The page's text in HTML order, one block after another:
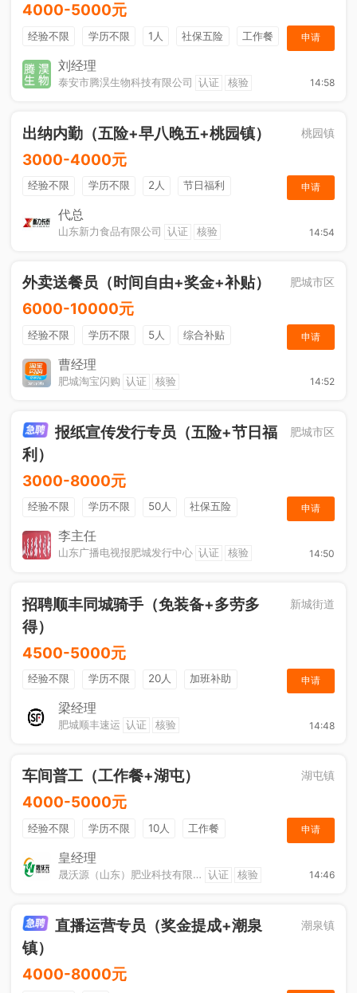
4000-5000元
经验不限 学历不限 1人 社保五险
工作餐
节日福利
申请
刘经理
泰安市腾淏生物科技有限公司 认证 核验 14:58
出纳内勤（五险+早八晚五+桃园镇） 桃园镇
3000-4000元
经验不限 学历不限 2人
节日福利
社保五险
工作餐
申请
代总
山东新力食品有限公司 认证 核验 14:54
外卖送餐员（时间自由+奖金+补贴） 肥城市区
6000-10000元
经验不限 学历不限 5人
综合补贴
奖励计划
加班补助
申请
曹经理
肥城淘宝闪购 认证 核验 14:52
报纸宣传发行专员（五险+节日福
利）
肥城市区
3000-8000元
经验不限 学历不限 50人
社保五险
节日福利
销售奖金
申请
李主任
山东广播电视报肥城发行中心 认证 核验 14:50
招聘顺丰同城骑手（免装备+多劳多
得）
新城街道
4500-5000元
经验不限 学历不限 20人
加班补助
综合补贴
奖励计划
申请
梁经理
肥城顺丰速运 认证 核验 14:48
车间普工（工作餐+湖屯） 湖屯镇
4000-5000元
经验不限 学历不限 10人
工作餐
奖励计划
节日福利
申请
皇经理
晟沃源（山东）肥业科技有限公司 认证 核验 14:46
直播运营专员（奖金提成+潮泉
镇）
潮泉镇
4000-8000元